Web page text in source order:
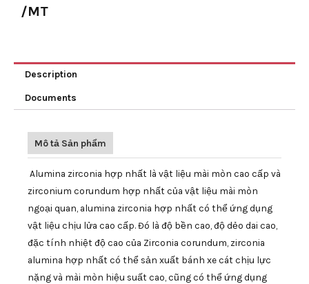
/MT
Description
Documents
Mô tả Sản phẩm
Alumina zirconia hợp nhất là vật liệu mài mòn cao cấp và
zirconium corundum hợp nhất của vật liệu mài mòn
ngoại quan, alumina zirconia hợp nhất có thể ứng dụng
vật liệu chịu lửa cao cấp. Đó là độ bền cao, độ dẻo dai cao,
đặc tính nhiệt độ cao của Zirconia corundum, zirconia
alumina hợp nhất có thể sản xuất bánh xe cát chịu lực
nặng và mài mòn hiệu suất cao, cũng có thể ứng dụng